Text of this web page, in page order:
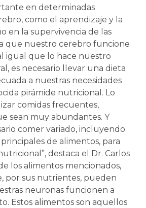
en determinadas
como el aprendizaje y la
en la supervivencia de las
que nuestro cerebro funcione
igual que lo hace nuestro
es necesario llevar una dieta
a nuestras necesidades
pirámide nutricional. Lo
comidas frecuentes,
sean muy abundantes. Y
comer variado, incluyendo
de alimentos, para
destaca el Dr. Carlos
los alimentos mencionados,
por sus nutrientes, pueden
neuronas funcionen a
Estos alimentos son aquellos